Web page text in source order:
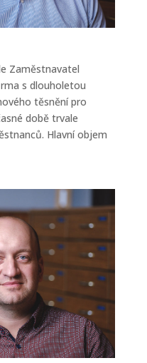
Zaměstnavatel
s dlouholetou
těsnění pro
době trvale
Hlavní objem